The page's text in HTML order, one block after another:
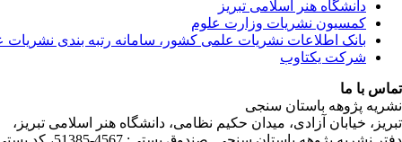
دانشگاه هنر اسلامی تبریز
کمسیون نشریات وزارت علوم
بانک اطلاعات نشریات علمی کشور، سامانه رتبه بندی نشریات
شرکت یکتاوب
تماس با ما
نشریه پژوهه باستان سنجی
تبریز، خیابان آزادی، میدان حکیم نظامی، دانشگاه هنر اسلامی تبریز،